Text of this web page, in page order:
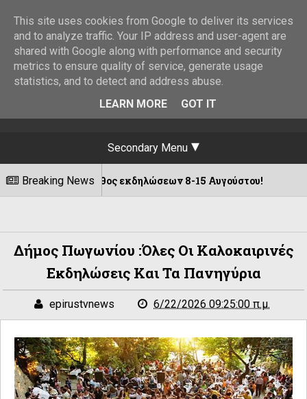
Secondary Menu
Breaking News
εκδηλώσεων 8-15 Αυγούστου! 08/08/2026
Δήμος Πωγωνίου :Όλες Οι Καλοκαιρινές
Εκδηλώσεις Και Τα Πανηγύρια
epirustvnews 6/22/2026 09:25:00 π.μ.
This site uses cookies from Google to deliver its services
and to analyze traffic. Your IP address and user-agent are
shared with Google along with performance and security
metrics to ensure quality of service, generate usage
statistics, and to detect and address abuse.
LEARN MORE
GOT IT